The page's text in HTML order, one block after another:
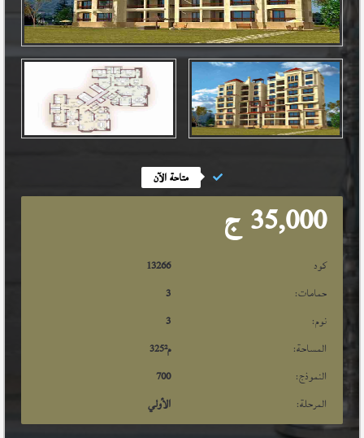
متاحة الآن
35,000 ج
كود
13266
حمامات:
3
نوم:
3
المساحة:
325م²
النموذج:
700
المرحلة:
الأولي